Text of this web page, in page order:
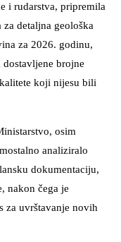
i rudarstva, pripremila
detaljna geološka
za 2026. godinu,
dostavljene brojne
koji nijesu bili
osim
analiziralo
dokumentaciju,
nakon čega je
za uvrštavanje novih